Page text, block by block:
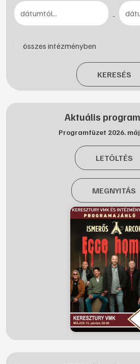
-
KERESÉS
Aktuális
Programfüzet 2026.
LETÖLTÉS
MEGNYITÁS